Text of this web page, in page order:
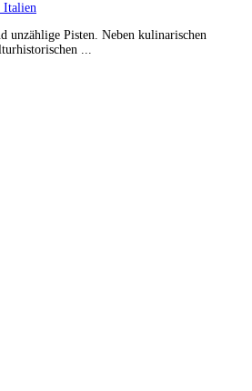
Italien
unzählige Pisten. Neben kulinarischen
...